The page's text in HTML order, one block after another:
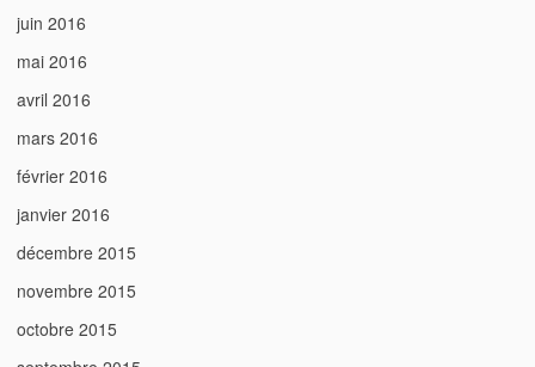
juin 2016
mai 2016
avril 2016
mars 2016
février 2016
janvier 2016
décembre 2015
novembre 2015
octobre 2015